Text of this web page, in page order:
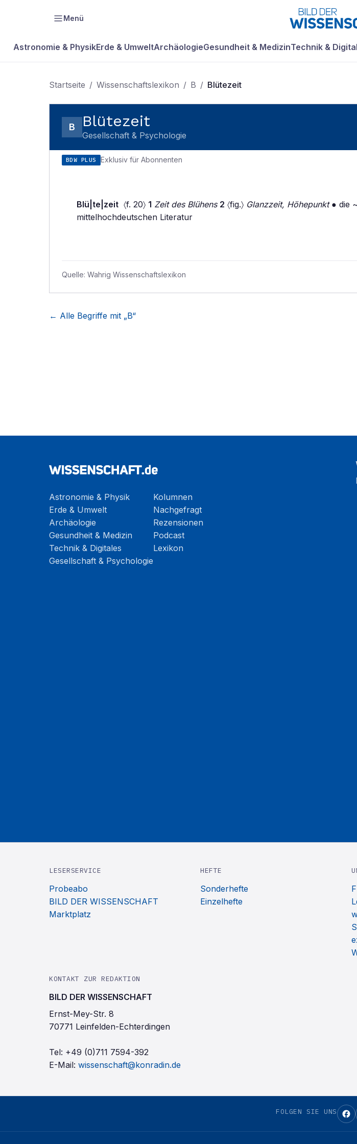
Menü
Astronomie & PhysikErde & UmweltArchäologieGesundheit & MedizinTechnik &
Startseite / Wissenschaftslexikon / B / Blütezeit
B Blütezeit
Gesellschaft & Psychologie
BDW PLUS Exklusiv für Abonnenten
Blü|te|zeit 〈f. 20〉 1 Zeit des Blühens 2 〈fig.〉 Glanzzeit, Höhepunkt● die
mittelhochdeutschen Literatur
Quelle: Wahrig Wissenschaftslexikon
← Alle Begriffe mit „B“
Astronomie & Physik
Erde & Umwelt
Archäologie
Gesundheit & Medizin
Technik & Digitales
Gesellschaft & Psychologie
Kolumnen
Nachgefragt
Rezensionen
Podcast
Lexikon
LESERSERVICE
Probeabo
BILD DER WISSENSCHAFT
Marktplatz
HEFTE
Sonderhefte
Einzelhefte
KONTAKT ZUR REDAKTION
BILD DER WISSENSCHAFT
Ernst-Mey-Str. 8
70771 Leinfelden-Echterdingen
Tel: +49 (0)711 7594-392
E-Mail: wissenschaft@konradin.de
FOLGEN SIE UNS